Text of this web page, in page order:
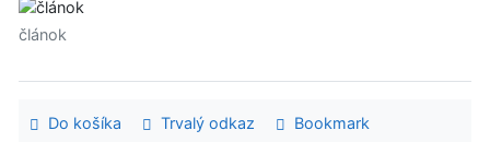
článok
Do košíka Trvalý odkaz
Bookmark